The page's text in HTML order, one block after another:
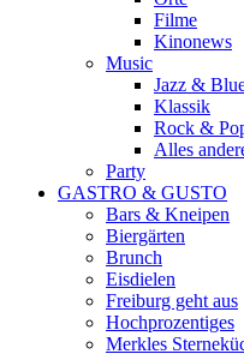
Filme
Kinonews
Music
Jazz &
Klassik
Rock &
Alles
Party
GASTRO & GUSTO
Bars & Kneipen
Biergärten
Brunch
Eisdielen
Freiburg geht aus
Hochprozentiges
Merkles